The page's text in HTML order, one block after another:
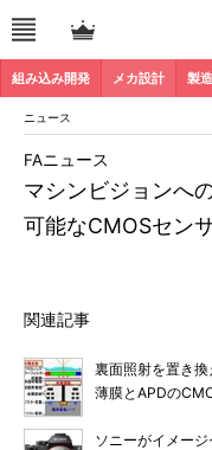
組み込み開発 メカ設計 製
ニュース
マシンビジョンへ
可能なCMOSセン
FAニュース
関連記事
裏面照射を置き
薄膜とAPDの
ソニーがイメー